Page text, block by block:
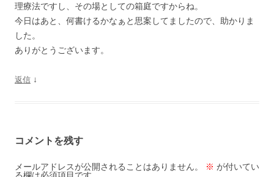
理療法ですし、その場としての箱庭ですからね。
今日はあと、何書けるかなぁと思案してましたので、助かりま
した。
ありがとうございます。
返信 ↓
コメントを残す
メールアドレスが公開されることはありません。 ※ が付いてい